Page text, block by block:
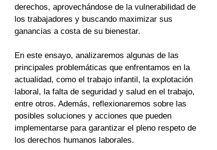
derechos, aprovechándose de la vulnerabilidad de
los trabajadores y buscando maximizar sus
ganancias a costa de su bienestar.
En este ensayo, analizaremos algunas de las
principales problemáticas que enfrentamos en la
actualidad, como el trabajo infantil, la explotación
laboral, la falta de seguridad y salud en el trabajo,
entre otros. Además, reflexionaremos sobre las
posibles soluciones y acciones que pueden
implementarse para garantizar el pleno respeto de
los derechos humanos laborales.